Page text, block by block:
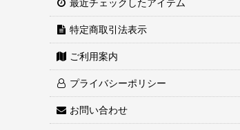
最近チェックしたアイテム
特定商取引法表示
ご利用案内
プライバシーポリシー
お問い合わせ